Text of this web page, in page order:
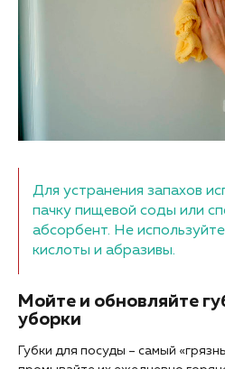
Для устранения запахов
пачку пищевой соды или
абсорбент. Не
кислоты и абразивы.
Мойте и обновляйте
уборки
Губки для посуды – самый